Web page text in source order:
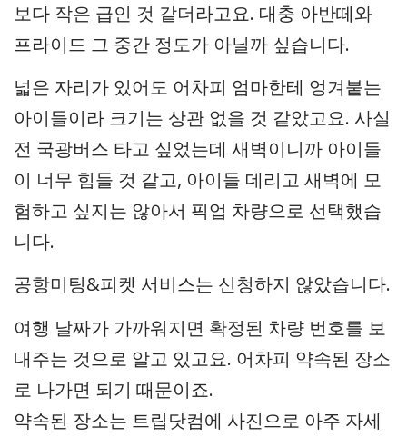
보다 작은 급인 것 같더라고요. 대충 아반떼와
프라이드 그 중간 정도가 아닐까 싶습니다.
넓은 자리가 있어도 어차피 엄마한테 엉겨붙는
아이들이라 크기는 상관 없을 것 같았고요. 사실
전 국광버스 타고 싶었는데 새벽이니까 아이들
이 너무 힘들 것 같고, 아이들 데리고 새벽에 모
험하고 싶지는 않아서 픽업 차량으로 선택했습
니다.
공항미팅&피켓 서비스는 신청하지 않았습니다.
여행 날짜가 가까워지면 확정된 차량 번호를 보
내주는 것으로 알고 있고요. 어차피 약속된 장소
로 나가면 되기 때문이죠.
약속된 장소는 트립닷컴에 사진으로 아주 자세